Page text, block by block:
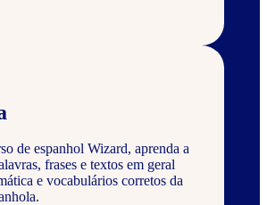
de espanhol Wizard, aprenda a
frases e textos em geral
e vocabulários corretos da